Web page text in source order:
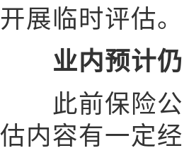
开展临时评估。
业内预计仍
此前保险公
估内容有一定